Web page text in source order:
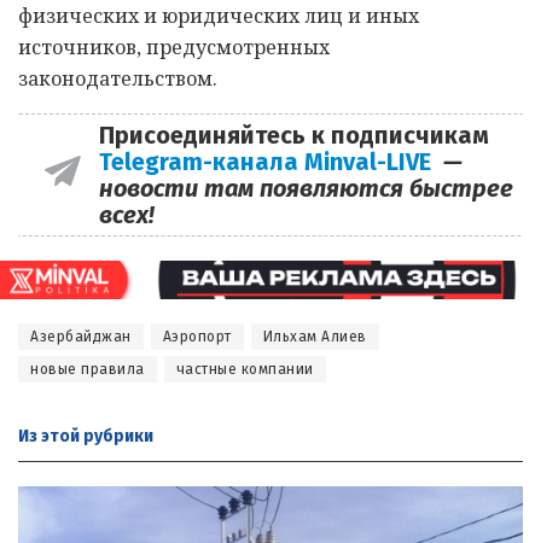
физических и юридических лиц и иных
источников, предусмотренных
законодательством.
Присоединяйтесь к подписчикам
Telegram-канала Minval-LIVE —
новости там появляются быстрее
всех!
Азербайджан Аэропорт
Ильхам Алиев
новые правила
частные компании
Из этой рубрики